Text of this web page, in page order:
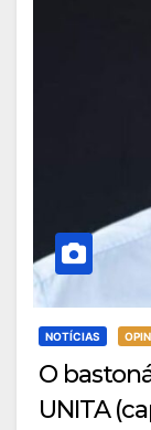
NOTÍCIAS
O
UNITA